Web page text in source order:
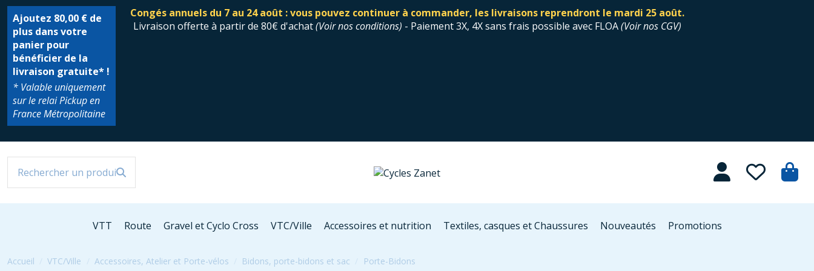
Ajoutez 80,00 € de
plus dans votre
panier pour
bénéficier de la
livraison gratuite* !
* Valable uniquement
sur le relai Pickup en
France Métropolitaine
Congés annuels du 7 au 24 août : vous pouvez continuer à commander, les livraisons reprendront le mardi 25 août.
Livraison offerte à partir de 80€ d'achat(Voir nos conditions) - Paiement 3X, 4X sans frais possible avec FLOA(Voir nos CGV)
VTT Route Gravel et Cyclo Cross VTC/Ville Accessoires et nutrition Textiles, casques et Chaussures Nouveautés Promotions
Accueil VTC/Ville Accessoires, Atelier et Porte-vélos Bidons, porte-bidons et sac Porte-Bidons